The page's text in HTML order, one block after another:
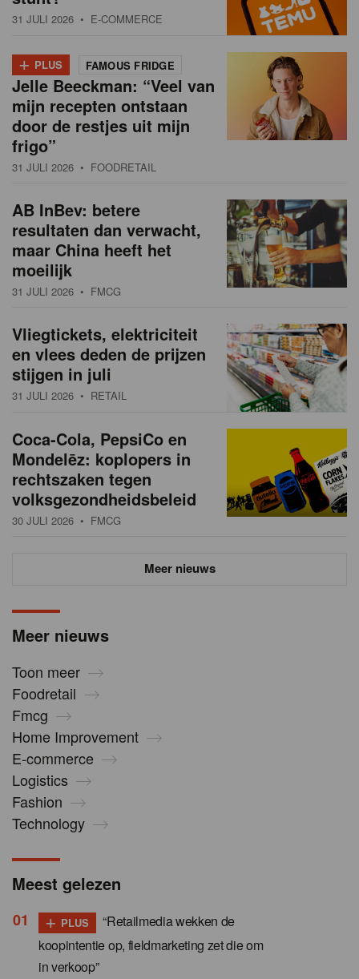
Meer nieuws
Toon meer
Foodretail
Fmcg
Home Improvement
E-commerce
Logistics
Fashion
Technology
31 JULI 2026 • E-COMMERCE
+ PLUS FAMOUS FRIDGE
Jelle Beeckman: “Veel van
mijn recepten ontstaan
door de restjes uit mijn
frigo”
31 JULI 2026 • FOODRETAIL
AB InBev: betere
resultaten dan verwacht,
maar China heeft het
moeilijk
31 JULI 2026 • FMCG
Vliegtickets, elektriciteit
en vlees deden de prijzen
stijgen in juli
31 JULI 2026 • RETAIL
Coca-Cola, PepsiCo en
Mondelēz: koplopers in
rechtszaken tegen
volksgezondheidsbeleid
30 JULI 2026 • FMCG
Meer nieuws
Meest gelezen
+ PLUS
“Retailmedia wekken de
koopintentie op, fieldmarketing zet die om
in verkoop”